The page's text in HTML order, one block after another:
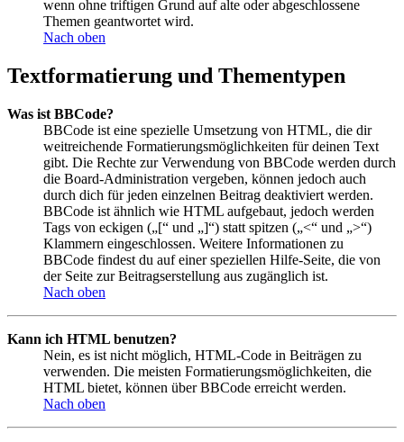
wenn ohne triftigen Grund auf alte oder abgeschlossene
Themen geantwortet wird.
Nach oben
Textformatierung und Thementypen
Was ist BBCode?
BBCode ist eine spezielle Umsetzung von HTML, die dir
weitreichende Formatierungsmöglichkeiten für deinen Text
gibt. Die Rechte zur Verwendung von BBCode werden durch
die Board-Administration vergeben, können jedoch auch
durch dich für jeden einzelnen Beitrag deaktiviert werden.
BBCode ist ähnlich wie HTML aufgebaut, jedoch werden
Tags von eckigen („[“ und „]“) statt spitzen („<“ und „>“)
Klammern eingeschlossen. Weitere Informationen zu
BBCode findest du auf einer speziellen Hilfe-Seite, die von
der Seite zur Beitragserstellung aus zugänglich ist.
Nach oben
Kann ich HTML benutzen?
Nein, es ist nicht möglich, HTML-Code in Beiträgen zu
verwenden. Die meisten Formatierungsmöglichkeiten, die
HTML bietet, können über BBCode erreicht werden.
Nach oben